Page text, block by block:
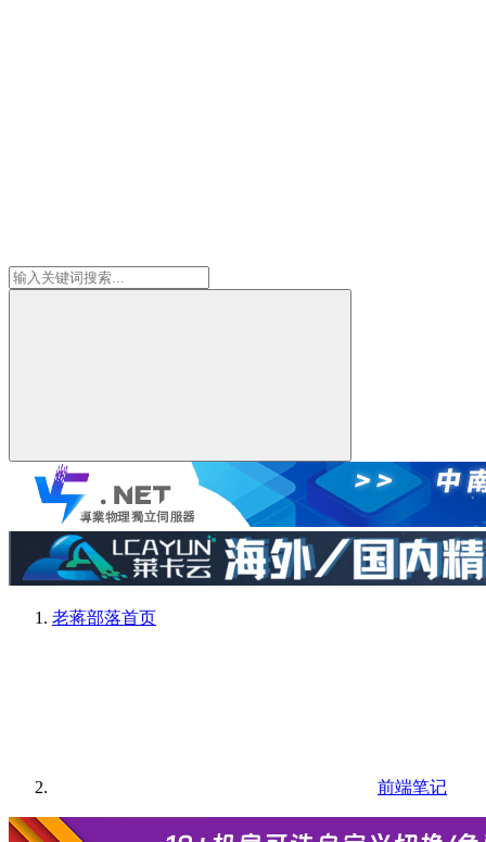
老蒋部落首页
前端笔记